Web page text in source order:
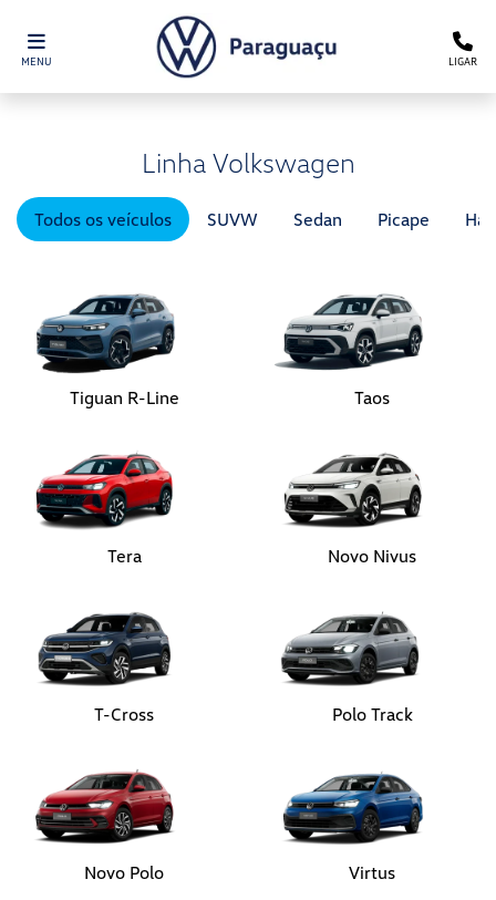
MENU LIGAR
Linha Volkswagen
Todos os veículos SUVW Sedan Picape
Tiguan R-Line Taos
Tera Novo Nivus
T-Cross Polo Track
Novo Polo Virtus